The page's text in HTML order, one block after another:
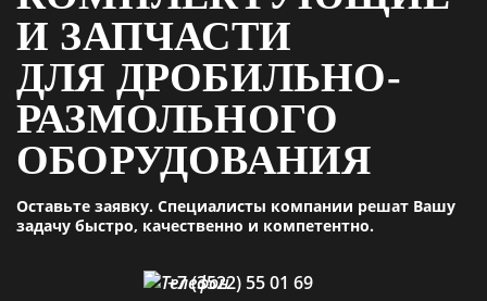
И ЗАПЧАСТИ
ДЛЯ ДРОБИЛЬНО-
РАЗМОЛЬНОГО
ОБОРУДОВАНИЯ
Оставьте заявку. Специалисты компании решат Вашу
задачу быстро, качественно и компетентно.
+7 (3522) 55 01 69